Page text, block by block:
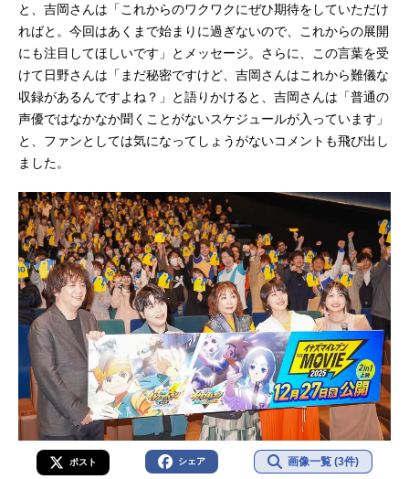
と、吉岡さんは「これからのワクワクにぜひ期待をしていただけ
ればと。今回はあくまで始まりに過ぎないので、これからの展開
にも注目してほしいです」とメッセージ。さらに、この言葉を受
けて日野さんは「まだ秘密ですけど、吉岡さんはこれから難儀な
収録があるんですよね？」と語りかけると、吉岡さんは「普通の
声優ではなかなか聞くことがないスケジュールが入っています」
と、ファンとしては気になってしょうがないコメントも飛び出し
ました。
ポスト シェア 画像一覧 (3件)